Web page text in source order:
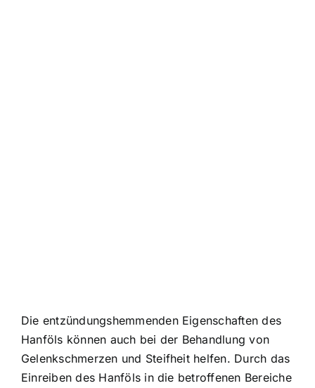
Die entzündungshemmenden Eigenschaften des
Hanföls können auch bei der Behandlung von
Gelenkschmerzen und Steifheit helfen. Durch das
Einreiben des Hanföls in die betroffenen Bereiche